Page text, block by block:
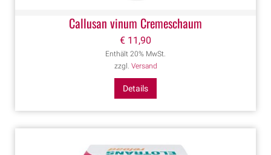
Callusan vinum Cremeschaum
€ 11,90
Enthält 20% MwSt.
zzgl. Versand
Details